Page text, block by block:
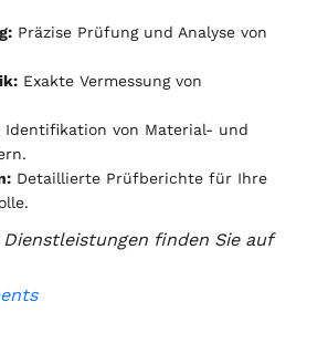
Präzise Prüfung und Analyse von
Exakte Vermessung von
Identifikation von Material- und
Detaillierte Prüfberichte für Ihre
finden Sie auf